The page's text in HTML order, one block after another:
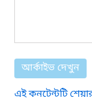
আর্কাইভ দেখুন
এই কনটেন্টটি